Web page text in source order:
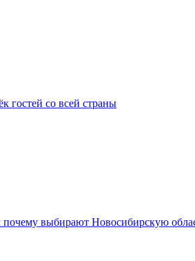
гостей со всей страны
выбирают Новосибирскую